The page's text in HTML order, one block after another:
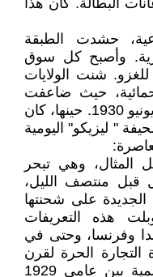
البطالة. كان هذا
حشدت الطبقة
وأصبح كل سوق
شنت الولايات
حيث ضاعفت
رسومها الجمركية ثلاث مرات في يونيو 1930. حينها، كان
" ليزيكو" اليومية
المثال، وهي تبحر
قبل منتصف الليل،
على شحنتها
هذه التعريفات
وفرنسا، وحتى في
التجارة الحرة لقرن
من الزمان. وانهارت التجارة العالمية بين عامي 1929